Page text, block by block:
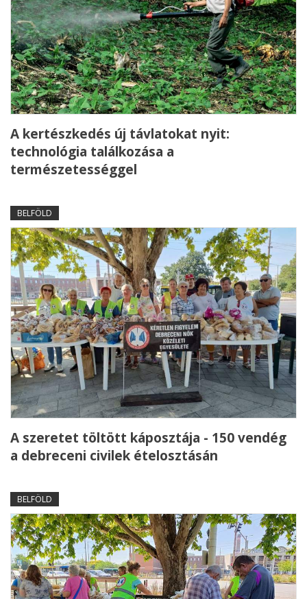
A kertészkedés új távlatokat nyit:
technológia találkozása a
természetességgel
BELFÖLD
A szeretet töltött káposztája - 150 vendég
a debreceni civilek ételosztásán
BELFÖLD